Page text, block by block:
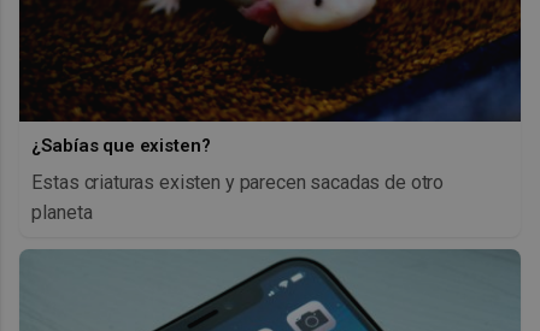
¿Sabías que existen?
Estas criaturas existen y parecen sacadas de otro
planeta